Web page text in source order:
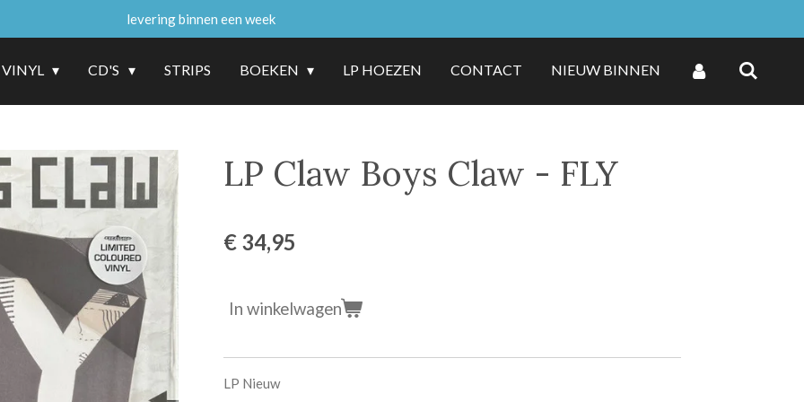
levering binnen een week
VINYL CD'S STRIPS BOEKEN LP HOEZEN CONTACT NIEUW BINNEN
LP Claw Boys Claw - FLY
€ 34,95
In winkelwagen
LP Nieuw